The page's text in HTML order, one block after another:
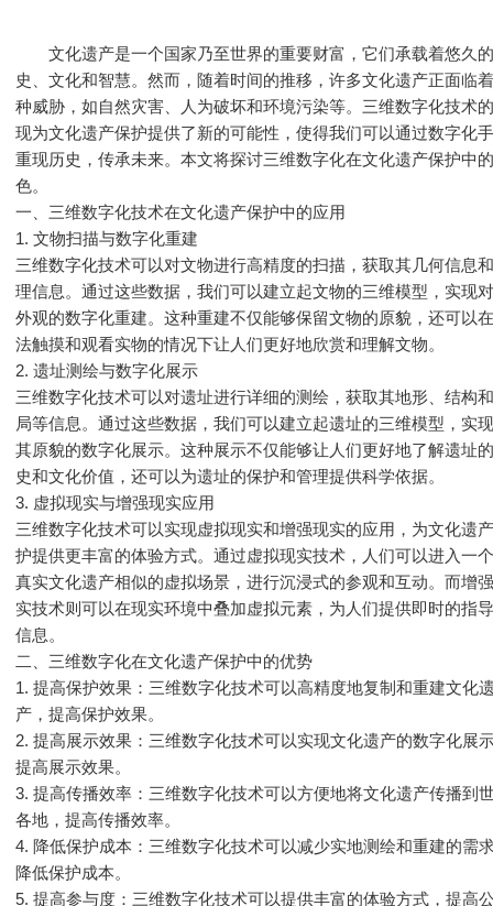
文化遗产是一个国家乃至世界的重要财富，它们承载着悠久
史、文化和智慧。然而，随着时间的推移，许多文化遗产正面临
种威胁，如自然灾害、人为破坏和环境污染等。三维数字化技术
现为文化遗产保护提供了新的可能性，使得我们可以通过数字化
重现历史，传承未来。本文将探讨三维数字化在文化遗产保护中
色。
一、三维数字化技术在文化遗产保护中的应用
1. 文物扫描与数字化重建
三维数字化技术可以对文物进行高精度的扫描，获取其几何信息
理信息。通过这些数据，我们可以建立起文物的三维模型，实现
外观的数字化重建。这种重建不仅能够保留文物的原貌，还可以
法触摸和观看实物的情况下让人们更好地欣赏和理解文物。
2. 遗址测绘与数字化展示
三维数字化技术可以对遗址进行详细的测绘，获取其地形、结构
局等信息。通过这些数据，我们可以建立起遗址的三维模型，实
其原貌的数字化展示。这种展示不仅能够让人们更好地了解遗址
史和文化价值，还可以为遗址的保护和管理提供科学依据。
3. 虚拟现实与增强现实应用
三维数字化技术可以实现虚拟现实和增强现实的应用，为文化遗
护提供更丰富的体验方式。通过虚拟现实技术，人们可以进入一
真实文化遗产相似的虚拟场景，进行沉浸式的参观和互动。而增
实技术则可以在现实环境中叠加虚拟元素，为人们提供即时的指
信息。
二、三维数字化在文化遗产保护中的优势
1. 提高保护效果：三维数字化技术可以高精度地复制和重建文化
产，提高保护效果。
2. 提高展示效果：三维数字化技术可以实现文化遗产的数字化展
提高展示效果。
3. 提高传播效率：三维数字化技术可以方便地将文化遗产传播到
各地，提高传播效率。
4. 降低保护成本：三维数字化技术可以减少实地测绘和重建的需
降低保护成本。
5. 提高参与度：三维数字化技术可以提供丰富的体验方式，提高